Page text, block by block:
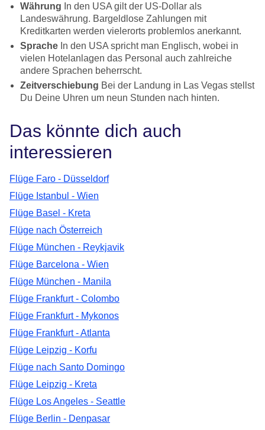
Währung In den USA gilt der US-Dollar als
Landeswährung. Bargeldlose Zahlungen mit
Kreditkarten werden vielerorts problemlos anerkannt.
Sprache In den USA spricht man Englisch, wobei in
vielen Hotelanlagen das Personal auch zahlreiche
andere Sprachen beherrscht.
Zeitverschiebung Bei der Landung in Las Vegas stellst
Du Deine Uhren um neun Stunden nach hinten.
Das könnte dich auch
interessieren
Flüge Faro - Düsseldorf
Flüge Istanbul - Wien
Flüge Basel - Kreta
Flüge nach Österreich
Flüge München - Reykjavik
Flüge Barcelona - Wien
Flüge München - Manila
Flüge Frankfurt - Colombo
Flüge Frankfurt - Mykonos
Flüge Frankfurt - Atlanta
Flüge Leipzig - Korfu
Flüge nach Santo Domingo
Flüge Leipzig - Kreta
Flüge Los Angeles - Seattle
Flüge Berlin - Denpasar